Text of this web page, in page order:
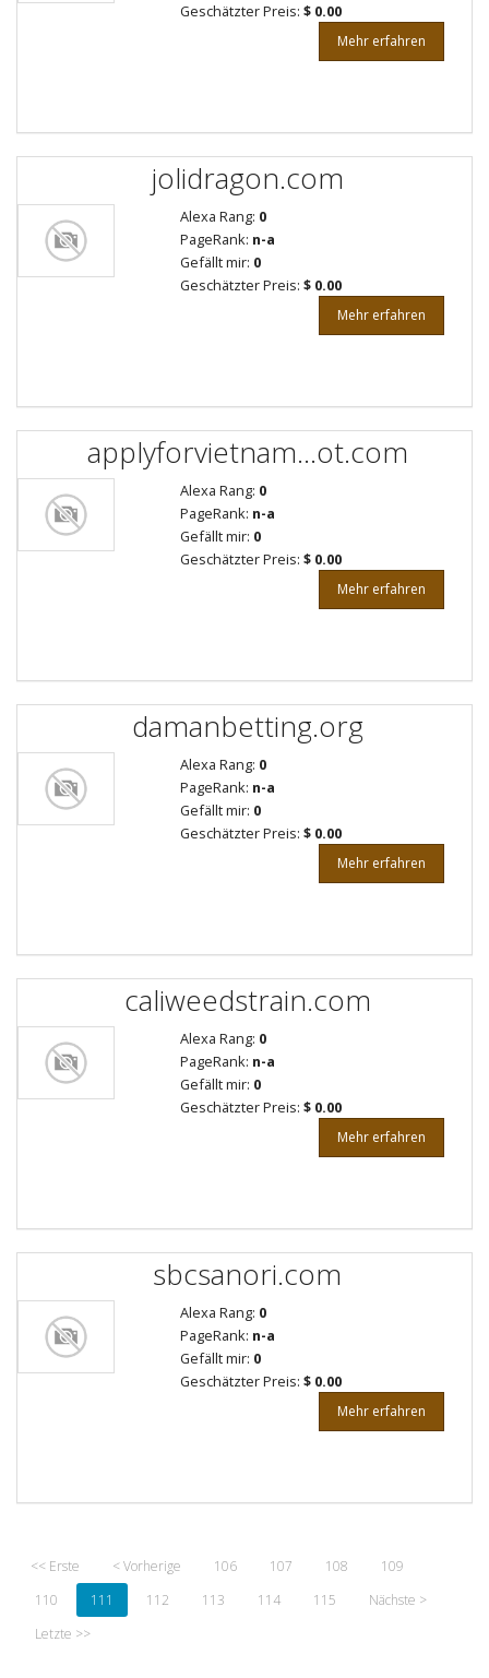
Geschätzter Preis: $ 0.00
Mehr erfahren
jolidragon.com
Alexa Rang: 0
PageRank: n-a
Gefällt mir: 0
Geschätzter Preis: $ 0.00
Mehr erfahren
applyforvietnam...ot.com
Alexa Rang: 0
PageRank: n-a
Gefällt mir: 0
Geschätzter Preis: $ 0.00
Mehr erfahren
damanbetting.org
Alexa Rang: 0
PageRank: n-a
Gefällt mir: 0
Geschätzter Preis: $ 0.00
Mehr erfahren
caliweedstrain.com
Alexa Rang: 0
PageRank: n-a
Gefällt mir: 0
Geschätzter Preis: $ 0.00
Mehr erfahren
sbcsanori.com
Alexa Rang: 0
PageRank: n-a
Gefällt mir: 0
Geschätzter Preis: $ 0.00
Mehr erfahren
<< Erste < Vorherige 106 107 108
109
110
111 112 113 114 115
Nächste >
Letzte >>